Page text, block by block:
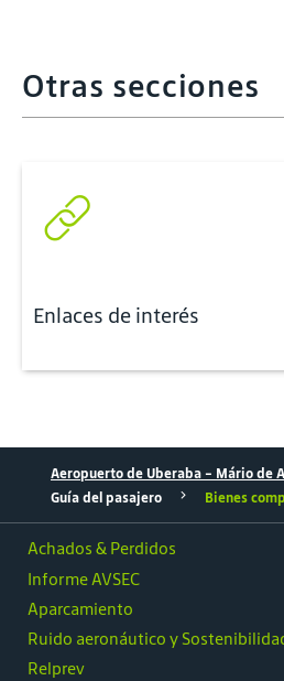
Otras secciones
Enlaces de interés
Aeropuerto de Uberaba – Mário de
Guía del pasajero
Bienes
Achados & Perdidos
Informe AVSEC
Aparcamiento
Ruido aeronáutico y
Relprev